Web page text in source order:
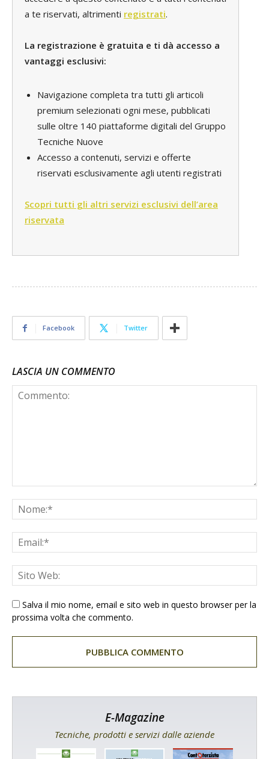
a te riservati, altrimenti registrati.
La registrazione è gratuita e ti dà accesso a
vantaggi esclusivi:
Navigazione completa tra tutti gli articoli
premium selezionati ogni mese, pubblicati
sulle oltre 140 piattaforme digitali del Gruppo
Tecniche Nuove
Accesso a contenuti, servizi e offerte
riservati esclusivamente agli utenti registrati
Scopri tutti gli altri servizi esclusivi dell’area
riservata
Facebook Twitter
LASCIA UN COMMENTO
Salva il mio nome, email e sito web in questo browser per la
prossima volta che commento.
E-Magazine
Tecniche, prodotti e servizi dalle aziende